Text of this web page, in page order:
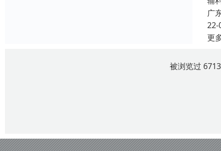
广
22-
更
被浏览过